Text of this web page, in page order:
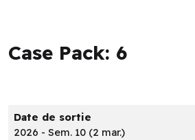
Case Pack: 6
Date de sortie
2026 - Sem. 10 (2 mar.)